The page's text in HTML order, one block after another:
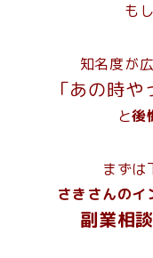
も
知名度が
「あの時
と後
まずは
さきさんのイ
副業相談